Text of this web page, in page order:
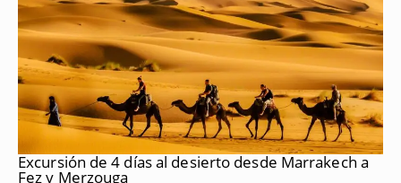
Excursión de 4 días al desierto desde Marrakech a
Fez y Merzouga